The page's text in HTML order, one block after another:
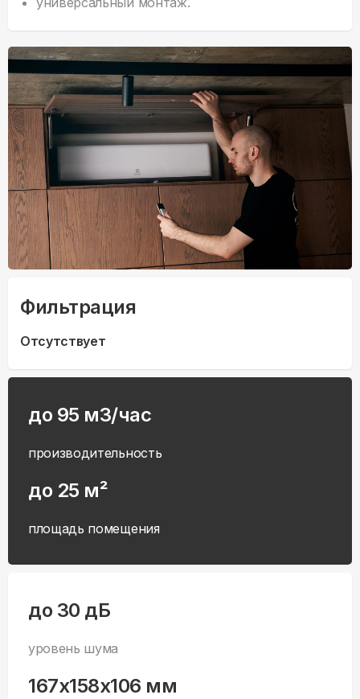
Фильтрация
Отсутствует
до 95 м3/час
производительность
до 25 м²
площадь помещения
до 30 дБ
уровень шума
167x158x106 мм